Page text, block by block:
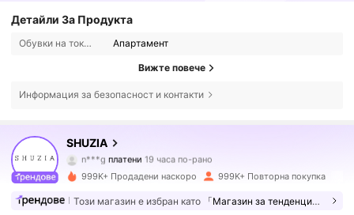
Детайли За Продукта
Обувки на токчета: Апартамент
Вижте повече
Информация за безопасност и контакти
SHUZIA
4.84
770K Последователи
n***gплатени
j***2последвано от30 минути по-рано
999K+ Продадени наскоро 999K+ Повторна покупка
Този магазин е избран като 「Магазин за тенденции」